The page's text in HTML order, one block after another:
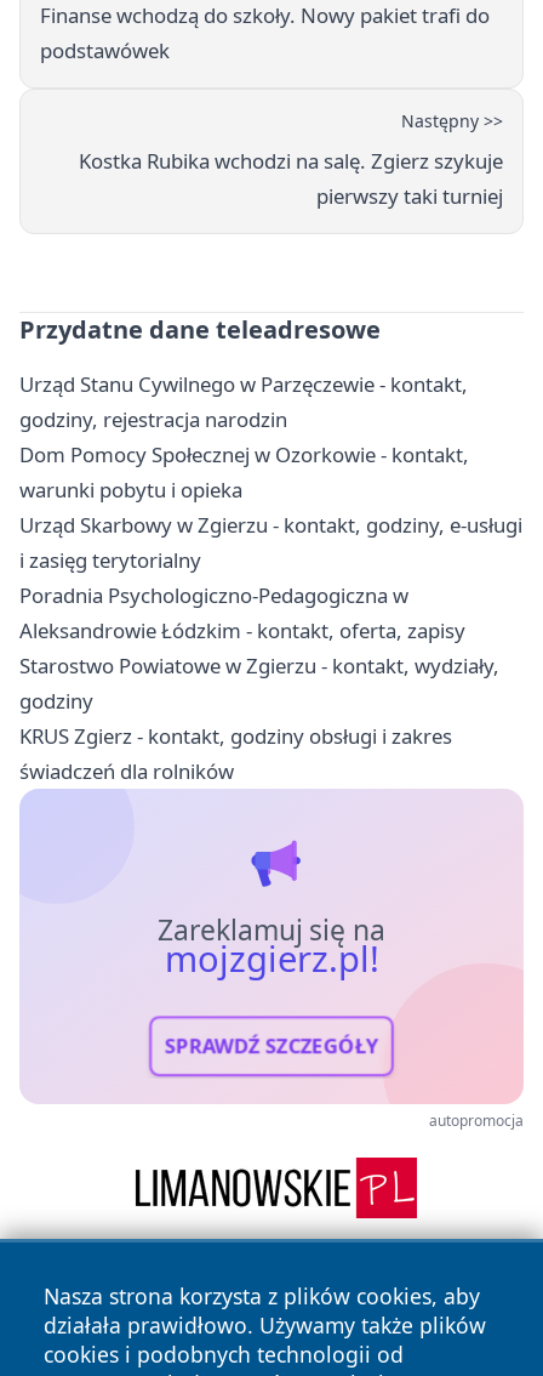
Finanse wchodzą do szkoły. Nowy pakiet trafi do
podstawówek
Następny >>
Kostka Rubika wchodzi na salę. Zgierz szykuje
pierwszy taki turniej
Przydatne dane teleadresowe
Urząd Stanu Cywilnego w Parzęczewie - kontakt,
godziny, rejestracja narodzin
Dom Pomocy Społecznej w Ozorkowie - kontakt,
warunki pobytu i opieka
Urząd Skarbowy w Zgierzu - kontakt, godziny, e-usługi
i zasięg terytorialny
Poradnia Psychologiczno-Pedagogiczna w
Aleksandrowie Łódzkim - kontakt, oferta, zapisy
Starostwo Powiatowe w Zgierzu - kontakt, wydziały,
godziny
KRUS Zgierz - kontakt, godziny obsługi i zakres
świadczeń dla rolników
Zareklamuj się na
mojzgierz.pl!
SPRAWDŹ SZCZEGÓŁY
autopromocja
Nasza strona korzysta z plików cookies, aby
działała prawidłowo. Używamy także plików
cookies i podobnych technologii od